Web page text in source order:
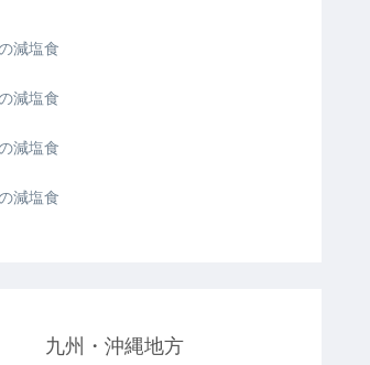
減塩食
減塩食
減塩食
減塩食
九州・沖縄地方